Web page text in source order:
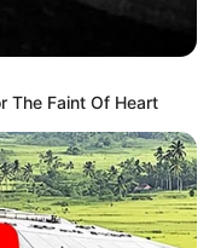
total domínio sobre o
é utilizar a melhor técnica
o que o foi feito no
The Faint Of Heart